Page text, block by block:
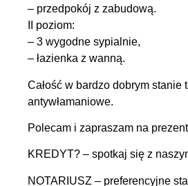
– przedpokój z zabudową.
II poziom:
– 3 wygodne sypialnie,
– łazienka z wanną.
Całość w bardzo dobrym
antywłamaniowe.
Polecam i zapraszam na
KREDYT? – spotkaj się z
NOTARIUSZ – preferencyjne